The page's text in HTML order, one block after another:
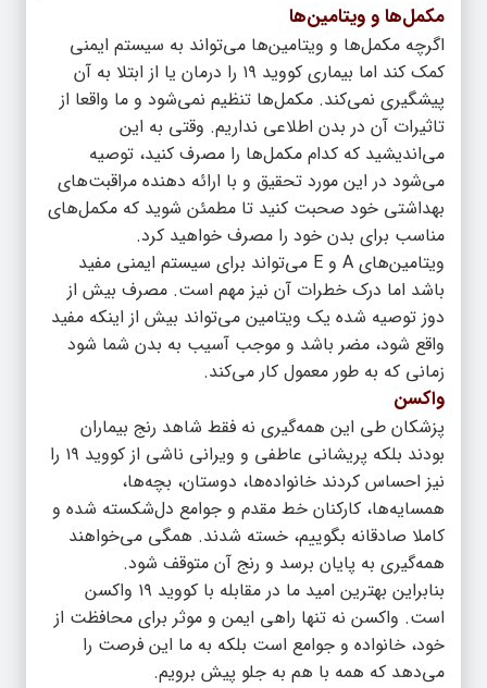
مکمل‌ها و ویتامین‌ها
اگرچه مکمل‌ها و ویتامین‌ها می‌تواند به سیستم ایمنی
کمک کند اما بیماری کووید ۱۹ را درمان یا از ابتلا به آن
پیشگیری نمی‌کند. مکمل‌ها تنظیم نمی‌شود و ما واقعا از
تاثیرات آن‌ در بدن اطلاعی نداریم. وقتی به این
می‌اندیشید که کدام مکمل‌ها را مصرف کنید، توصیه
می‌شود در این مورد تحقیق و با ارائه‌ دهنده مراقبت‌های
بهداشتی خود صحبت کنید تا مطمئن شوید که مکمل‌های
مناسب برای بدن خود را مصرف خواهید کرد.
ویتامین‌های A و E می‌تواند برای سیستم ایمنی مفید
باشد اما درک خطرات آن نیز مهم است. مصرف بیش از
دوز توصیه شده یک ویتامین می‌تواند بیش از اینکه مفید
واقع شود، مضر باشد و موجب آسیب به بدن شما شود
زمانی که به طور معمول کار می‌کند.
واکسن
پزشکان طی این همه‌گیری نه فقط شاهد رنج بیماران
بودند بلکه پریشانی عاطفی و ویرانی ناشی از کووید ۱۹ را
نیز احساس کردند خانواده‌ها، دوستان، بچه‌ها،
همسایه‌ها، کارکنان خط مقدم و جوامع دل‌شکسته‌ شده و
کاملا صادقانه بگوییم، خسته‌ شدند. همگی می‌خواهند
همه‌گیری به پایان برسد و رنج آن متوقف شود.
بنابراین بهترین امید ما در مقابله با کووید ۱۹ واکسن
است. واکسن نه تنها راهی ایمن و موثر برای محافظت از
خود، خانواده و جوامع است بلکه به ما این فرصت را
می‌دهد که همه با هم به جلو پیش برویم.